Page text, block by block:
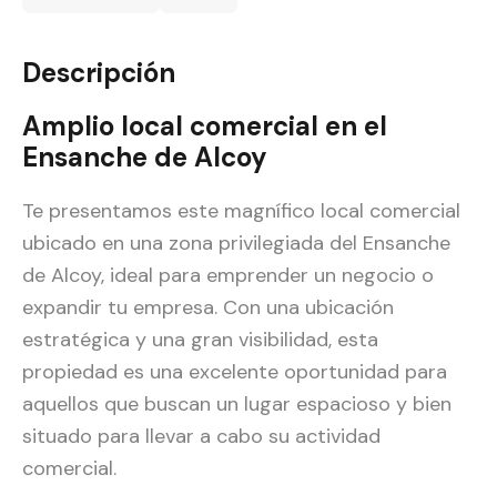
Descripción
Amplio local comercial en el
Ensanche de Alcoy
Te presentamos este magnífico local comercial
ubicado en una zona privilegiada del Ensanche
de Alcoy, ideal para emprender un negocio o
expandir tu empresa. Con una ubicación
estratégica y una gran visibilidad, esta
propiedad es una excelente oportunidad para
aquellos que buscan un lugar espacioso y bien
situado para llevar a cabo su actividad
comercial.